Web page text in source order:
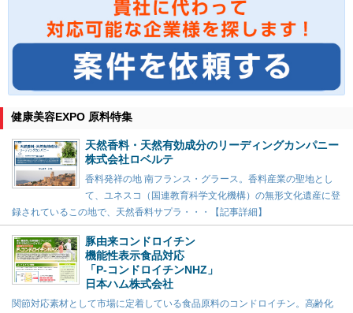
健康美容EXPO 原料特集
天然香料・天然有効成分のリーディングカンパニー
株式会社ロベルテ
香料発祥の地 南フランス・グラース。香料産業の聖地とし
て、ユネスコ（国連教育科学文化機構）の無形文化遺産に登
録されているこの地で、天然香料サプラ・・・【記事詳細】
豚由来コンドロイチン
機能性表示食品対応
「P-コンドロイチンNHZ」
日本ハム株式会社
関節対応素材として市場に定着している食品原料のコンドロイチン。高齢化